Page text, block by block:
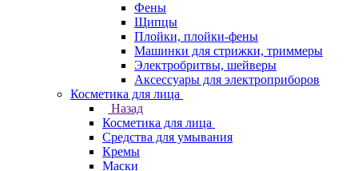
Фены
Щипцы
Плойки, плойки-фены
Машинки для стрижки, триммеры
Электробритвы, шейверы
Аксессуары для электроприборов
Косметика для лица
Назад
Косметика для лица
Средства для умывания
Кремы
Маски